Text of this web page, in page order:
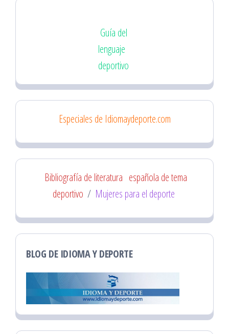
Guía del
lenguaje
deportivo
Especiales de Idiomaydeporte.com
Bibliografía de literatura española de tema
deportivo / Mujeres para el deporte
BLOG DE IDIOMA Y DEPORTE